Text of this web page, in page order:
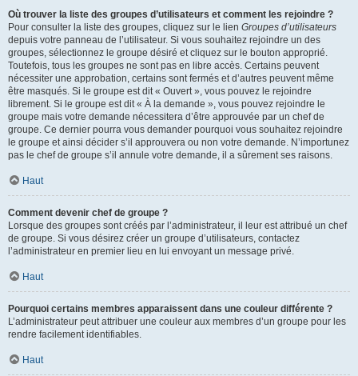
Où trouver la liste des groupes d’utilisateurs et comment les rejoindre ?
Pour consulter la liste des groupes, cliquez sur le lien Groupes d’utilisateurs
depuis votre panneau de l’utilisateur. Si vous souhaitez rejoindre un des
groupes, sélectionnez le groupe désiré et cliquez sur le bouton approprié.
Toutefois, tous les groupes ne sont pas en libre accès. Certains peuvent
nécessiter une approbation, certains sont fermés et d’autres peuvent même
être masqués. Si le groupe est dit « Ouvert », vous pouvez le rejoindre
librement. Si le groupe est dit « À la demande », vous pouvez rejoindre le
groupe mais votre demande nécessitera d’être approuvée par un chef de
groupe. Ce dernier pourra vous demander pourquoi vous souhaitez rejoindre
le groupe et ainsi décider s’il approuvera ou non votre demande. N’importunez
pas le chef de groupe s’il annule votre demande, il a sûrement ses raisons.
Haut
Comment devenir chef de groupe ?
Lorsque des groupes sont créés par l’administrateur, il leur est attribué un chef
de groupe. Si vous désirez créer un groupe d’utilisateurs, contactez
l’administrateur en premier lieu en lui envoyant un message privé.
Haut
Pourquoi certains membres apparaissent dans une couleur différente ?
L’administrateur peut attribuer une couleur aux membres d’un groupe pour les
rendre facilement identifiables.
Haut